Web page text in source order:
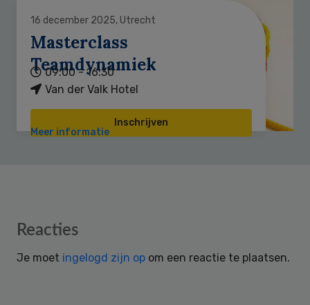
16 december 2025, Utrecht
Masterclass
Teamdynamiek
09:00 - 16:30
Van der Valk Hotel
Inschrijven
Meer informatie
Reader
Reacties
Je moet ingelogd zijn op om een reactie te plaatsen.